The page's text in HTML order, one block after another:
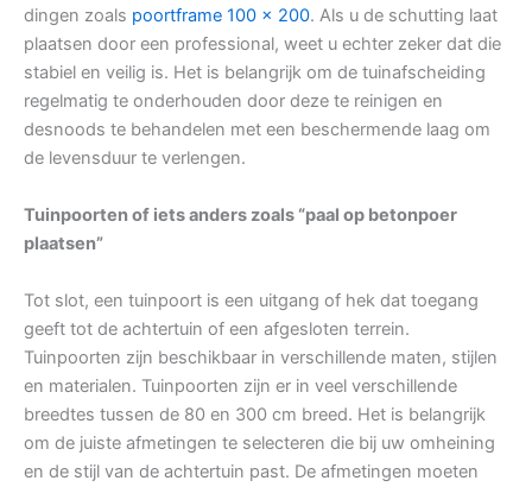
dingen zoals poortframe 100 x 200. Als u de schutting laat
plaatsen door een professional, weet u echter zeker dat die
stabiel en veilig is. Het is belangrijk om de tuinafscheiding
regelmatig te onderhouden door deze te reinigen en
desnoods te behandelen met een beschermende laag om
de levensduur te verlengen.
Tuinpoorten of iets anders zoals “paal op betonpoer
plaatsen”
Tot slot, een tuinpoort is een uitgang of hek dat toegang
geeft tot de achtertuin of een afgesloten terrein.
Tuinpoorten zijn beschikbaar in verschillende maten, stijlen
en materialen. Tuinpoorten zijn er in veel verschillende
breedtes tussen de 80 en 300 cm breed. Het is belangrijk
om de juiste afmetingen te selecteren die bij uw omheining
en de stijl van de achtertuin past. De afmetingen moeten